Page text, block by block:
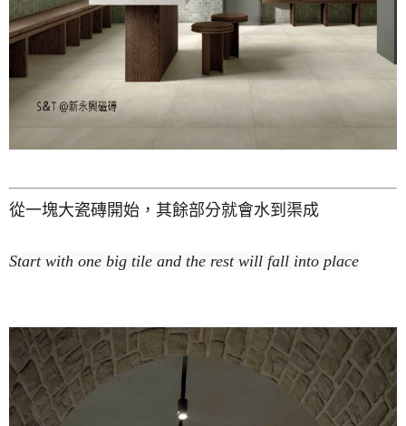
從一塊大瓷磚開始，其餘部分就會水到渠成
Start with one big tile and the rest will fall into place